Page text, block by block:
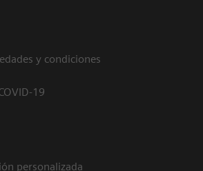
y condiciones
19
personalizada